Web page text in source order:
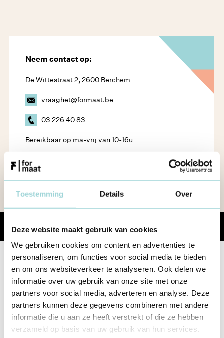
Toestemming Details Over
Deze website maakt gebruik van cookies
We gebruiken cookies om content en advertenties te
personaliseren, om functies voor social media te bieden
en om ons websiteverkeer te analyseren. Ook delen we
informatie over uw gebruik van onze site met onze
partners voor social media, adverteren en analyse. Deze
partners kunnen deze gegevens combineren met andere
informatie die u aan ze heeft verstrekt of die ze hebben
verzameld op basis van uw gebruik van hun services.
Share
Neem contact op:
De Wittestraat 2, 2600 Berchem
vraaghet@formaat.be
03 226 40 83
Bereikbaar op ma-vrij van 10-16u
NEEM CONTACT OP
Lees ook
Werkgeverschap Fase 4: Opvolgen
Personeelsgesprekken